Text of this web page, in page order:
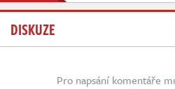
DISKUZE
Pro napsání komentáře